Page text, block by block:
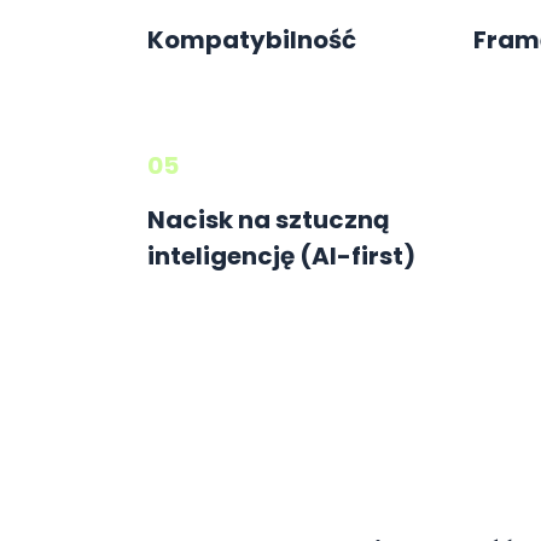
Kompatybilność
05
Nacisk na sztuczną
inteligencję (AI-first)